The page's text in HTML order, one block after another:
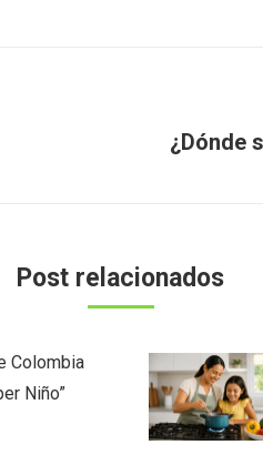
Publicación
¿Dónde
Post relacionados
Colombia
Niño”